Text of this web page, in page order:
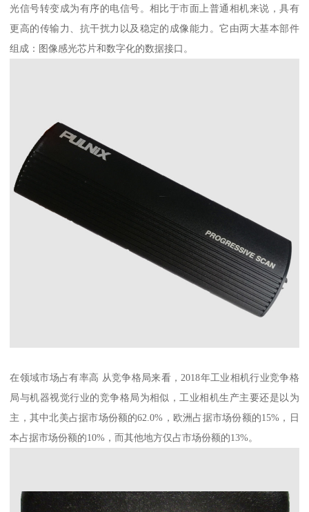
光信号转变成为有序的电信号。相比于市面上普通相机来说，具有
更高的传输力、抗干扰力以及稳定的成像能力。它由两大基本部件
组成：图像感光芯片和数字化的数据接口。
在领域市场占有率高 从竞争格局来看，2018年工业相机行业竞争格
局与机器视觉行业的竞争格局为相似，工业相机生产主要还是以为
主，其中北美占据市场份额的62.0%，欧洲占据市场份额的15%，日
本占据市场份额的10%，而其他地方仅占市场份额的13%。